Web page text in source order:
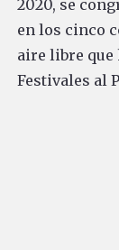
2020, se
en los cinco
aire libre que
Festivales al